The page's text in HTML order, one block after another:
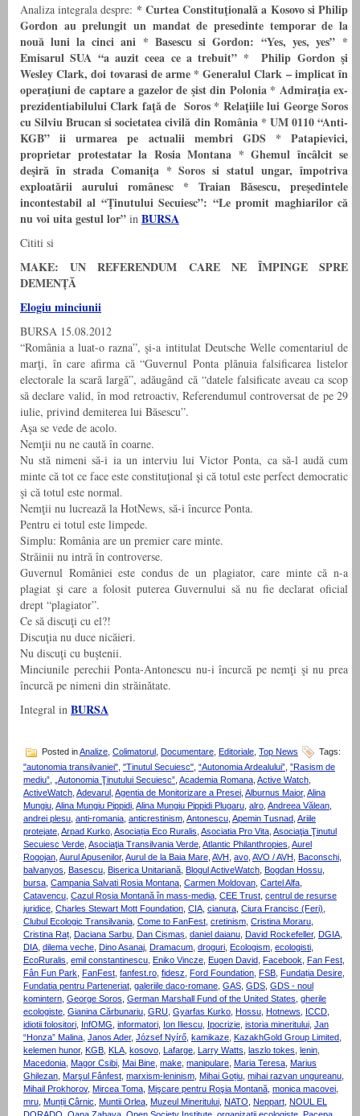
Analiza integrala despre: * Curtea Constituţională a Kosovo si Philip
Gordon au prelungit un mandat de presedinte temporar de la
nouă luni la cinci ani * Basescu si Gordon: “Yes, yes, yes” *
Emisarul SUA “a auzit ceea ce a trebuit” * Philip Gordon şi
Wesley Clark, doi tovarasi de arme * Generalul Clark – implicat în
operaţiuni de captare a gazelor de şist din Polonia * Admiraţia ex-
prezidentiabilului Clark faţă de Soros * Relaţiile lui George Soros
cu Silviu Brucan si societatea civilă din România * UM 0110 “Anti-
KGB” ii urmarea pe actualii membri GDS * Patapievici,
proprietar protestatar la Rosia Montana * Ghemul încâlcit se
deşiră în strada Comaniţa *Soros si statul ungar, împotriva
exploatării aurului românesc * Traian Băsescu, preşedintele
incontestabil al “Ţinutului Secuiesc”: “Le promit maghiarilor că
nu voi uita gestul lor” in BURSA
Cititi si
MAKE: UN REFERENDUM CARE NE ÎMPINGE SPRE
DEMENŢĂ
Elogiu minciunii
BURSA 15.08.2012
“România a luat-o razna”, şi-a intitulat Deutsche Welle comentariul de
marţi, în care afirma că “Guvernul Ponta plănuia falsificarea listelor
electorale la scară largă”, adăugând că “datele falsificate aveau ca scop
să declare valid, în mod retroactiv, Referendumul controversat de pe 29
iulie, privind demiterea lui Băsescu”.
Aşa se vede de acolo.
Nemţii nu ne caută în coarne.
Nu stă nimeni să-i ia un interviu lui Victor Ponta, ca să-l audă cum
minte că tot ce face este constituţional şi că totul este perfect democratic
şi că totul este normal.
Nemţii nu lucrează la HotNews, să-i încurce Ponta.
Pentru ei totul este limpede.
Simplu: România are un premier care minte.
Străinii nu intră în controverse.
Guvernul României este condus de un plagiator, care minte că n-a
plagiat şi care a folosit puterea Guvernului să nu fie declarat oficial
drept “plagiator”.
Ce să discuţi cu el?!
Discuţia nu duce nicăieri.
Nu discuţi cu buştenii.
Minciunile perechii Ponta-Antonescu nu-i încurcă pe nemţi şi nu prea
încurcă pe nimeni din străinătate.
Integral in BURSA
Posted inAnalize Colimatorul Documentare Editoriale Top News
Tags:
"autonomia transilvaniei", "Tinutul Secuiesc", “Autonomia Ardealului”, ”Rasism de
mediu”, „Autonomia Ţinutului Secuiesc”, Academia Romana, Active Watch,
ActiveWatch, Adevarul , Agentia de Monitorizare a Presei, Alburnus Maior, Alina
Mungiu, Alina Mungiu Pippidi, Alina Mungiu Pippidi Plugaru, alro, Andreea Vălean,
andrei plesu, anti-romania, anticrestinism, Antonescu, Apemin Tusnad, Ariile
protejate, Arpad Kurko, Asociația Eco Ruralis, Asociatia Pro Vita, Asociaţia Ţinutul
Secuiesc Verde, Asociaţia Transilvania Verde, Atlantic Philanthropies, Aurel
Rogojan, Aurul Apusenilor, Aurul de la Baia Mare, AVH , avo, AVO / AVH , Baconschi,
balvanyos, Basescu, Biserica Unitariană, Blogul ActiveWatch, Bogdan Hossu,
bursa, Campania Salvati Rosia Montana, Carmen Moldovan, Cartel Alfa,
Catavencu, Cazul Roșia Montană în mass-media, CEE Trust, centrul de resurse
juridice, Charles Stewart Mott Foundation, CIA, cianura, Ciura Francisc (Feri),
Clubul Ecologic Transilvania, Come to FanFest, cretinism, Cristina Moraru,
Cristina Raț, Daciana Sarbu, Dan Cișmaș, daniel daianu, David Rockefeller, DGIA,
DIA, dilema veche, Dino Asanaj, Dramacum, droguri, Ecologism, ecologisti,
EcoRuralis, emil constantinescu, Eniko Vincze, Eugen David, Facebook, Fan Fest,
Fân Fun Park, FanFest, fanfest.ro, fidesz, Ford Foundation, FSB, Fundația Desire,
Fundatia pentru Parteneriat, galeriile daco-romane, GAS, GDS, GDS - noul
komintern, George Soros, German Marshall Fund of the United States, gherile
ecologiste, Gianina Cărbunariu, GRU, Gyarfas Kurko, Hossu, Hotnews, ICCD,
idiotii folositori, InfOMG, informatori, Ion Iliescu, Ipocrizie, istoria mineritului, Jan
“Honza” Malina, Janos Ader, József Nyírő, kamikaze, KazakhGold Group Limited,
kelemen hunor, KGB, KLA, kosovo, Lafarge, Larry Watts, laszlo tokes, lenin,
Macedonia, Magor Csibi, Mai Bine, make, manipulare, Maria Teresa, Marius
Ghilezan, Marşul Fânfest, marxism-leninism, Mihai Goțiu, mihai razvan ungureanu,
Mihail Prokhorov, Mircea Toma, Mişcare pentru Roşia Montană, monica macovei,
mru, Munții Cârnic, Muntii Orlea, Muzeul Mineritului, NATO, Neppart, NOUL EL